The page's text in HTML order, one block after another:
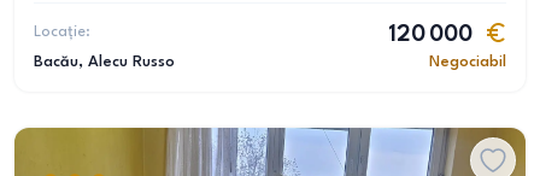
Locație:
Bacău, Alecu Russo
120 000
Negociabil